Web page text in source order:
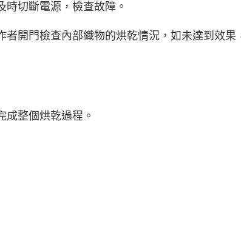
切斷電源，檢查故障。
開門檢查內部織物的烘乾情況，如未達到效果
整個烘乾過程。